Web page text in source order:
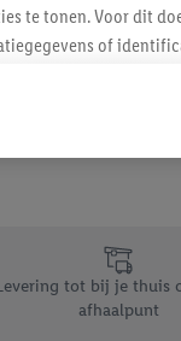
tot bij je thuis
afhaalpunt
te tonen. Voor dit
of
in het kader van
product in de
en verschillende
toestaan en
gebruik van de
voor alle